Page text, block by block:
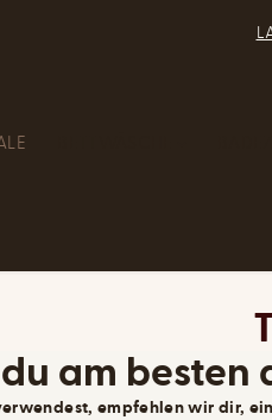
am besten
empfehlen wir dir,